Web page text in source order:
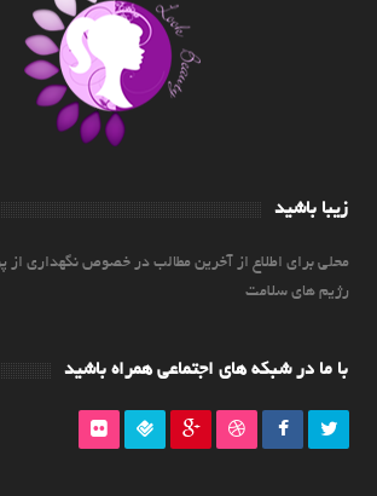
زیبا باشید
محلی برای اطلاع از آخرین مطالب در خصوص نگهداری از
رژیم های سلامت
با ما در شبکه های اجتماعی همراه باشید